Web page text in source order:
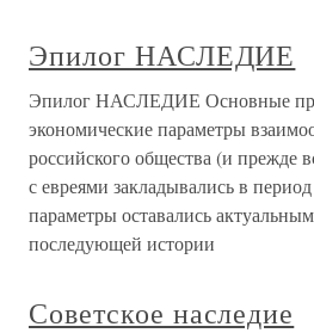
Эпилог НАСЛЕДИЕ
Эпилог НАСЛЕДИЕ Основные
экономические параметры
российского общества (и прежде
с евреями закладывались в
параметры оставались
последующей истории
Советское наследие